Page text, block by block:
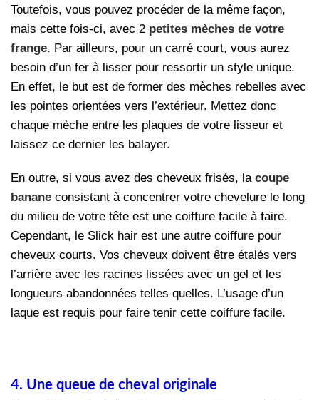
Toutefois, vous pouvez procéder de la même façon,
mais cette fois-ci, avec 2 petites mèches de votre
frange. Par ailleurs, pour un carré court, vous aurez
besoin d’un fer à lisser pour ressortir un style unique.
En effet, le but est de former des mèches rebelles avec
les pointes orientées vers l’extérieur. Mettez donc
chaque mèche entre les plaques de votre lisseur et
laissez ce dernier les balayer.
En outre, si vous avez des cheveux frisés, la coupe
banane consistant à concentrer votre chevelure le long
du milieu de votre tête est une coiffure facile à faire.
Cependant, le Slick hair est une autre coiffure pour
cheveux courts. Vos cheveux doivent être étalés vers
l’arrière avec les racines lissées avec un gel et les
longueurs abandonnées telles quelles. L’usage d’un
laque est requis pour faire tenir cette coiffure facile.
4. Une queue de cheval originale